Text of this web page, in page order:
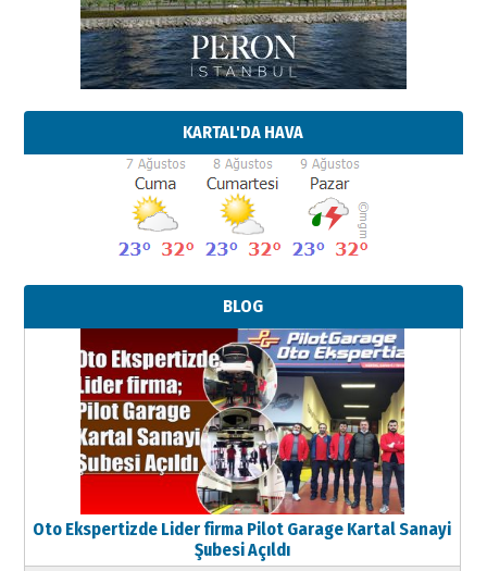
KARTAL'DA HAVA
BLOG
Oto Ekspertizde Lider firma Pilot Garage Kartal Sanayi
Şubesi Açıldı